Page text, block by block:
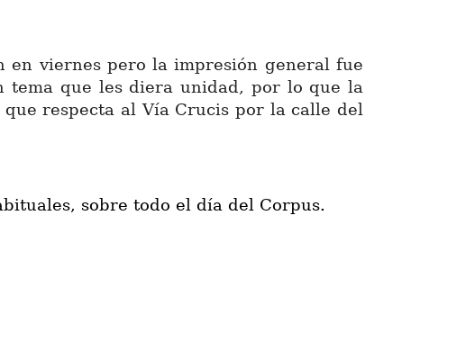
en viernes pero la impresión general fue
tema que les diera unidad, por lo que la
respecta al Vía Crucis por la calle del
sobre todo el día del Corpus.